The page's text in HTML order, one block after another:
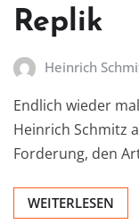
Replik
Heinrich
Endlich wieder
Heinrich Schmitz
Forderung, den
WEITERLESEN